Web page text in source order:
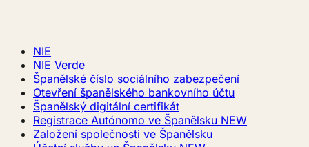
NIE
NIE Verde
Španělské číslo sociálního zabezpečení
Otevření španělského bankovního účtu
Španělský digitální certifikát
Registrace Autónomo ve Španělsku NEW
Založení společnosti ve Španělsku